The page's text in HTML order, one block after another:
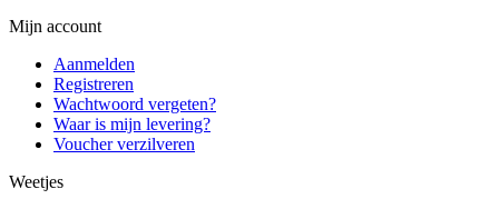
Mijn account
Aanmelden
Registreren
Wachtwoord vergeten?
Waar is mijn levering?
Voucher verzilveren
Weetjes